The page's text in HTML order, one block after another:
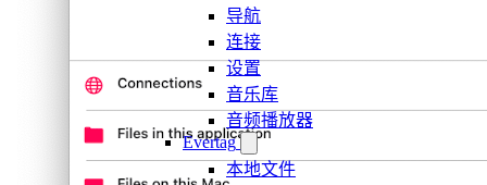
导航
连接
设置
音乐库
音频播放器
Evertag
本地文件